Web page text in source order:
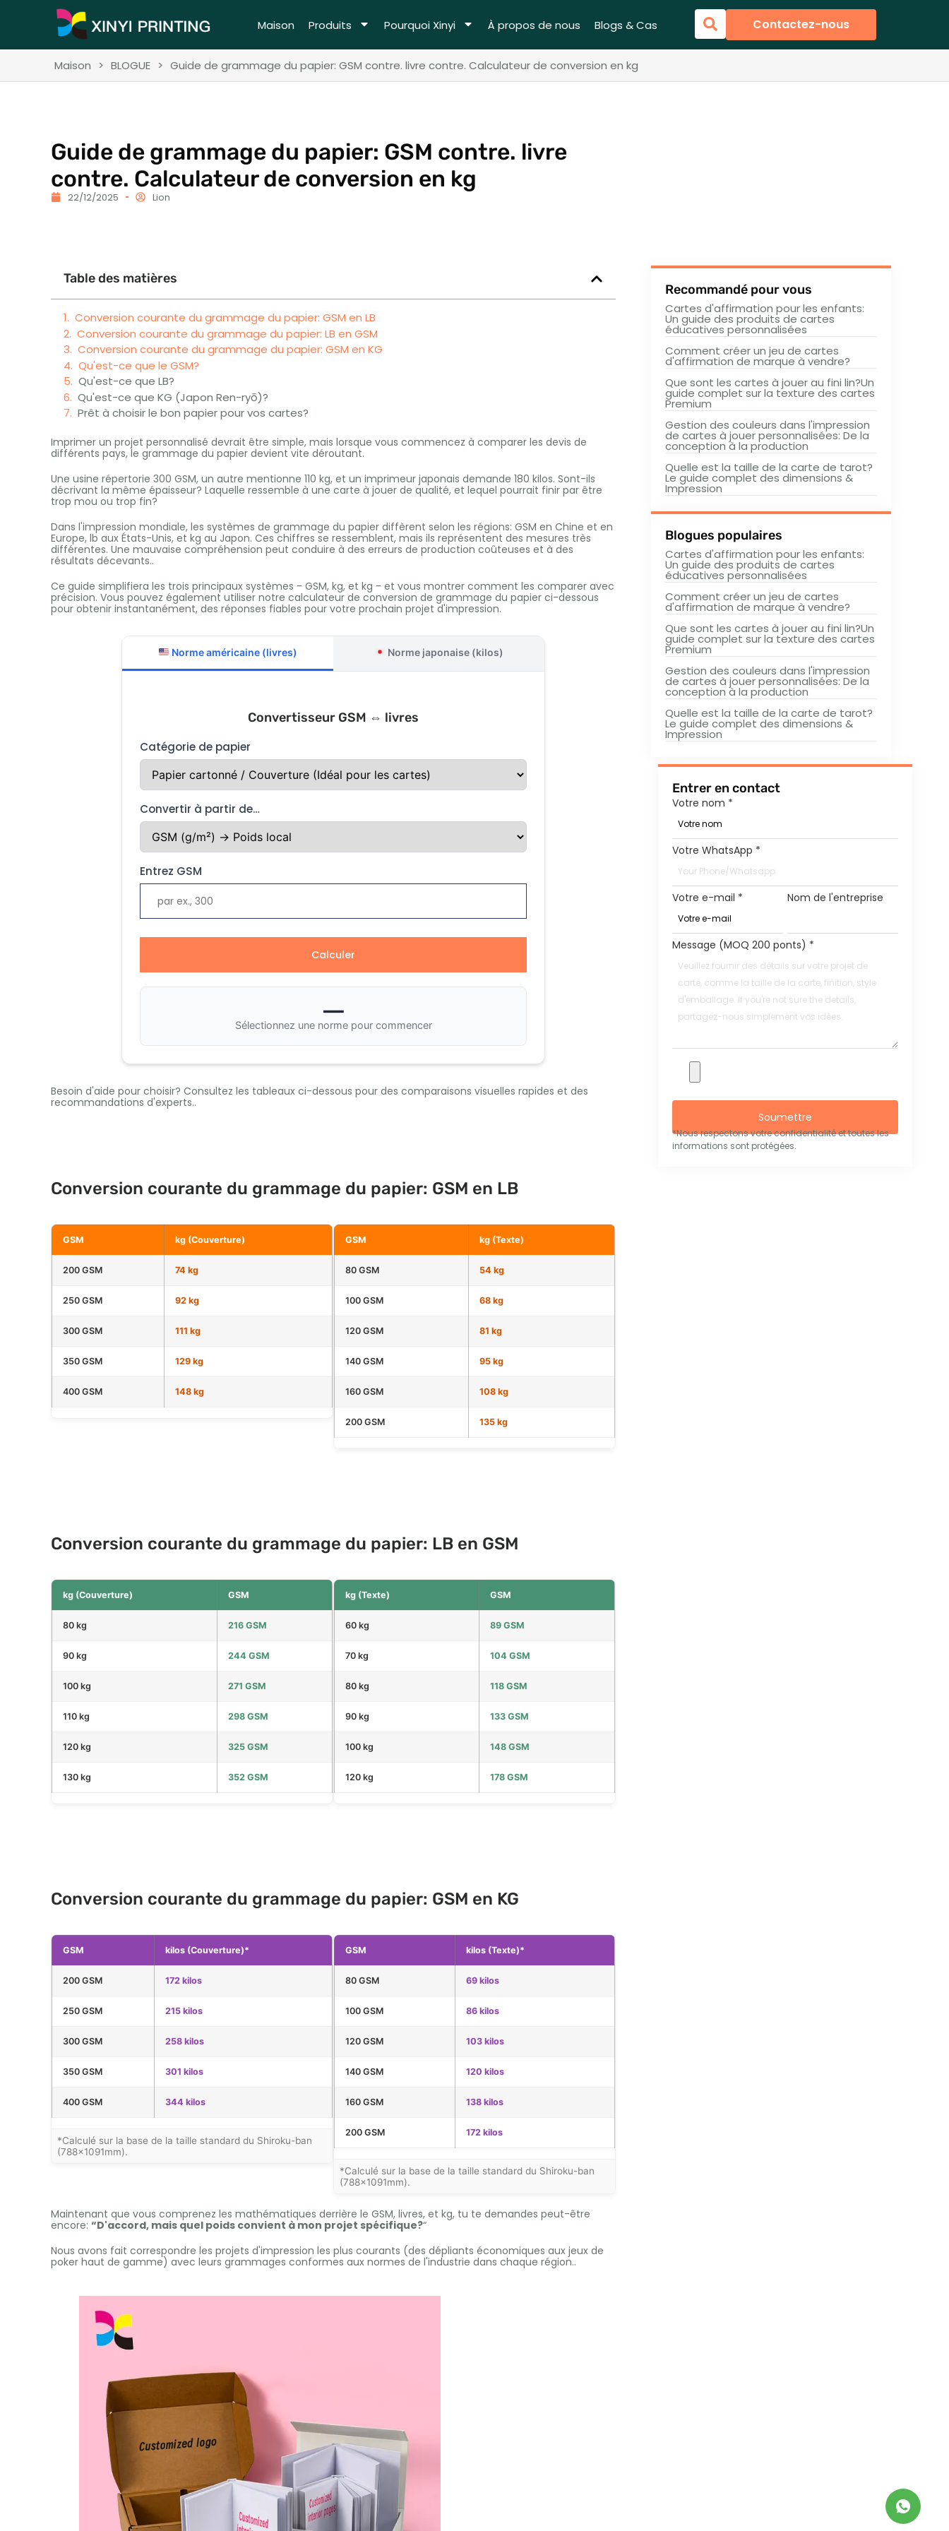
Maison Produits Pourquoi Xinyi À propos de nous Blogs & Cas Contactez-nous
Maison > BLOGUE > Guide de grammage du papier: GSM contre. livre contre. Calculateur de conversion en kg
Guide de grammage du papier: GSM contre. livre
contre. Calculateur de conversion en kg
22/12/2025 Lion
Table des matières
Conversion courante du grammage du papier: GSM en LB
Conversion courante du grammage du papier: LB en GSM
Conversion courante du grammage du papier: GSM en KG
Qu'est-ce que le GSM?
Qu'est-ce que LB?
Qu'est-ce que KG (Japon Ren-ryō)?
Prêt à choisir le bon papier pour vos cartes?
Imprimer un projet personnalisé devrait être simple, mais lorsque vous commencez à comparer les devis de
différents pays, le grammage du papier devient vite déroutant.
Une usine répertorie 300 GSM, un autre mentionne 110 kg, et un imprimeur japonais demande 180 kilos. Sont-ils
décrivant la même épaisseur? Laquelle ressemble à une carte à jouer de qualité, et lequel pourrait finir par être
trop mou ou trop fin?
Dans l'impression mondiale, les systèmes de grammage du papier diffèrent selon les régions: GSM en Chine et en
Europe, lb aux États-Unis, et kg au Japon. Ces chiffres se ressemblent, mais ils représentent des mesures très
différentes. Une mauvaise compréhension peut conduire à des erreurs de production coûteuses et à des
résultats décevants..
Ce guide simplifiera les trois principaux systèmes - GSM, kg, et kg - et vous montrer comment les comparer avec
précision. Vous pouvez également utiliser notre calculateur de conversion de grammage du papier ci-dessous
pour obtenir instantanément, des réponses fiables pour votre prochain projet d'impression.
Norme américaine (livres) Norme japonaise (kilos)
Convertisseur GSM ⇔ livres
Catégorie de papier
Convertir à partir de…
Entrez GSM
Calculer
—
Sélectionnez une norme pour commencer
Besoin d'aide pour choisir? Consultez les tableaux ci-dessous pour des comparaisons visuelles rapides et des
recommandations d'experts..
Conversion courante du grammage du papier: GSM en LB
GSM kg (Couverture)
200 GSM 74 kg
250 GSM 92 kg
300 GSM 111 kg
350 GSM 129 kg
400 GSM 148 kg
GSM kg (Texte)
80 GSM 54 kg
100 GSM 68 kg
120 GSM 81 kg
140 GSM 95 kg
160 GSM 108 kg
200 GSM 135 kg
Conversion courante du grammage du papier: LB en GSM
kg (Couverture) GSM
80 kg 216 GSM
90 kg 244 GSM
100 kg 271 GSM
110 kg 298 GSM
120 kg 325 GSM
130 kg 352 GSM
kg (Texte) GSM
60 kg 89 GSM
70 kg 104 GSM
80 kg 118 GSM
90 kg 133 GSM
100 kg 148 GSM
120 kg 178 GSM
Conversion courante du grammage du papier: GSM en KG
GSM kilos (Couverture)*
200 GSM 172 kilos
250 GSM 215 kilos
300 GSM 258 kilos
350 GSM 301 kilos
400 GSM 344 kilos
*Calculé sur la base de la taille standard du Shiroku-ban
(788×1091mm).
GSM kilos (Texte)*
80 GSM 69 kilos
100 GSM 86 kilos
120 GSM 103 kilos
140 GSM 120 kilos
160 GSM 138 kilos
200 GSM 172 kilos
*Calculé sur la base de la taille standard du Shiroku-ban
(788×1091mm).
Maintenant que vous comprenez les mathématiques derrière le GSM, livres, et kg, tu te demandes peut-être
encore: “D'accord, mais quel poids convient à mon projet spécifique?“
Nous avons fait correspondre les projets d'impression les plus courants (des dépliants économiques aux jeux de
poker haut de gamme) avec leurs grammages conformes aux normes de l'industrie dans chaque région..
Recommandé pour vous
Cartes d'affirmation pour les enfants:
Un guide des produits de cartes
éducatives personnalisées
Comment créer un jeu de cartes
d'affirmation de marque à vendre?
Que sont les cartes à jouer au fini lin?Un
guide complet sur la texture des cartes
Premium
Gestion des couleurs dans l'impression
de cartes à jouer personnalisées: De la
conception à la production
Quelle est la taille de la carte de tarot?
Le guide complet des dimensions &
Impression
Blogues populaires
Cartes d'affirmation pour les enfants:
Un guide des produits de cartes
éducatives personnalisées
Comment créer un jeu de cartes
d'affirmation de marque à vendre?
Que sont les cartes à jouer au fini lin?Un
guide complet sur la texture des cartes
Premium
Gestion des couleurs dans l'impression
de cartes à jouer personnalisées: De la
conception à la production
Quelle est la taille de la carte de tarot?
Le guide complet des dimensions &
Impression
Entrer en contact
Votre nom *
Votre WhatsApp *
Votre e-mail * Nom de l'entreprise
Message (MOQ 200 ponts) *
Soumettre
*Nous respectons votre confidentialité et toutes les
informations sont protégées.